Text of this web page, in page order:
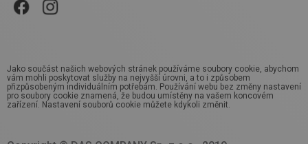
Jako součást našich webových stránek používáme soubory cookie, abychom
vám mohli poskytovat služby na nejvyšší úrovni, a to i způsobem
přizpůsobeným individuálním potřebám. Používání webu bez změny nastavení
pro soubory cookie znamená, že budou umístěny na vašem koncovém
zařízení. Nastavení souborů cookie můžete kdykoli změnit.